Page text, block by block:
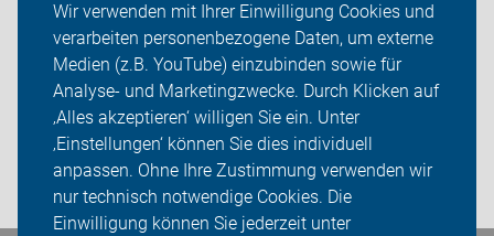
Wir verwenden mit Ihrer Einwilligung Cookies und
verarbeiten personenbezogene Daten, um externe
Medien (z.B. YouTube) einzubinden sowie für
Analyse- und Marketingzwecke. Durch Klicken auf
‚Alles akzeptieren‘ willigen Sie ein. Unter
‚Einstellungen‘ können Sie dies individuell
anpassen. Ohne Ihre Zustimmung verwenden wir
nur technisch notwendige Cookies. Die
Einwilligung können Sie jederzeit unter
ADFC Strohgäu
Sei dabei
Presse